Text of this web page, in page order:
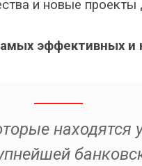
и новые проекты
эффективных
находятся